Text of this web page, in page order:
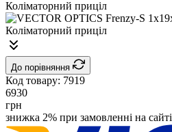
До порівняння
Код товару: 7919
6930
грн
знижка 2% при замовленні на сайті